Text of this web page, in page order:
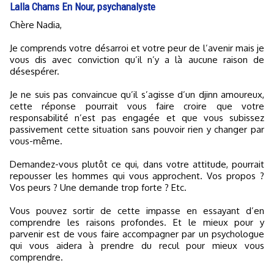
Lalla Chams En Nour, psychanalyste
Chère Nadia,
Je comprends votre désarroi et votre peur de l’avenir mais je
vous dis avec conviction qu’il n’y a là aucune raison de
désespérer.
Je ne suis pas convaincue qu’il s’agisse d’un djinn amoureux,
cette réponse pourrait vous faire croire que votre
responsabilité n’est pas engagée et que vous subissez
passivement cette situation sans pouvoir rien y changer par
vous-même.
Demandez-vous plutôt ce qui, dans votre attitude, pourrait
repousser les hommes qui vous approchent. Vos propos ?
Vos peurs ? Une demande trop forte ? Etc.
Vous pouvez sortir de cette impasse en essayant d’en
comprendre les raisons profondes. Et le mieux pour y
parvenir est de vous faire accompagner par un psychologue
qui vous aidera à prendre du recul pour mieux vous
comprendre.